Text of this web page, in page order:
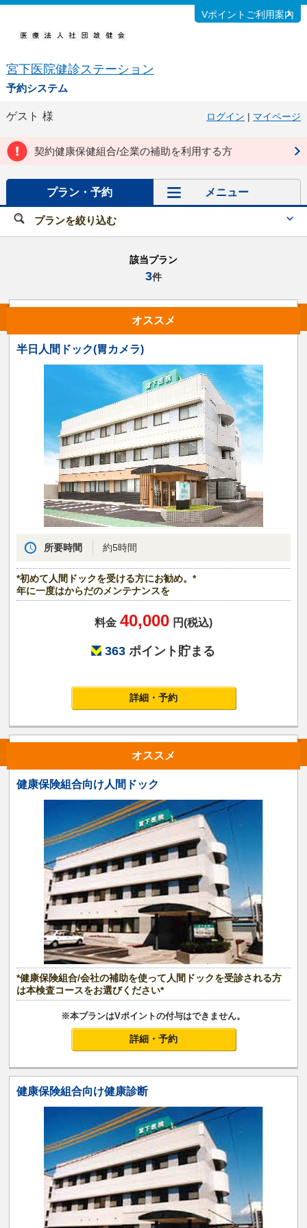
宮下医院健診ステーション
予約システム
Vポイントご利用案内
ゲスト 様 ログイン | マイページ
契約健康保健組合/企業の補助を利用する方
プラン・予約 メニュー
プランを絞り込む
該当プラン
3件
オススメ
半日人間ドック(胃カメラ)
所要時間 約5時間
*初めて人間ドックを受ける方にお勧め。*
年に一度はからだのメンテナンスを
料金 40,000 円(税込)
363 ポイント貯まる
詳細・予約
オススメ
健康保険組合向け人間ドック
*健康保険組合/会社の補助を使って人間ドックを受診される方
は本検査コースをお選びください*
※本プランはVポイントの付与はできません。
詳細・予約
健康保険組合向け健康診断